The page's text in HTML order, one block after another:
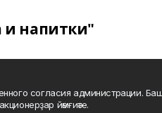
и напитки"
согласия администрации.
йәмғиәте.